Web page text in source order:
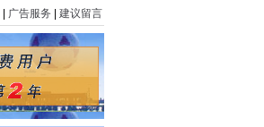
广告服务 建议留言